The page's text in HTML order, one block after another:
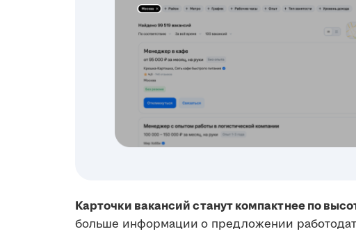
Карточки вакансий станут компактнее по
больше информации о предложении